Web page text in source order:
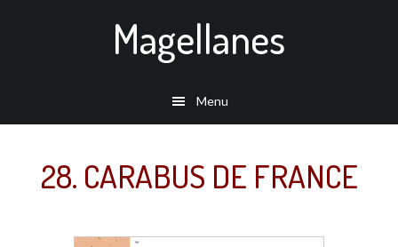
Magellanes
Menu
28. CARABUS DE FRANCE